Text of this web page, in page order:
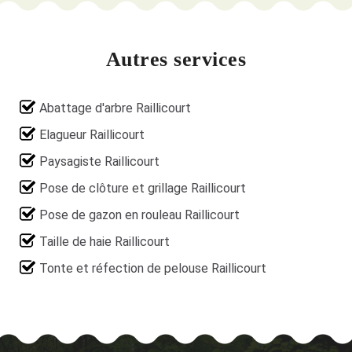
Autres services
Abattage d'arbre Raillicourt
Elagueur Raillicourt
Paysagiste Raillicourt
Pose de clôture et grillage Raillicourt
Pose de gazon en rouleau Raillicourt
Taille de haie Raillicourt
Tonte et réfection de pelouse Raillicourt